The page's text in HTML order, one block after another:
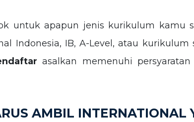
untuk apapun jenis kurikulum kamu
Indonesia, IB, A-Level, atau kurikulum
asalkan memenuhi
AMBIL INTERNATIONAL